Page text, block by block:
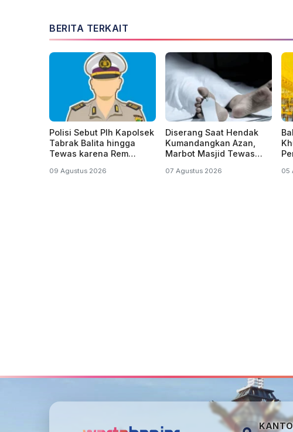
BERITA TERKAIT
Polisi Sebut Plh Kapolsek
Tabrak Balita hingga
Tewas karena Rem
09 Agustus 2026
Diserang Saat Hendak
Kumandangkan Azan,
Marbot Masjid Tewas
Samurai
07 Agustus 2026 05